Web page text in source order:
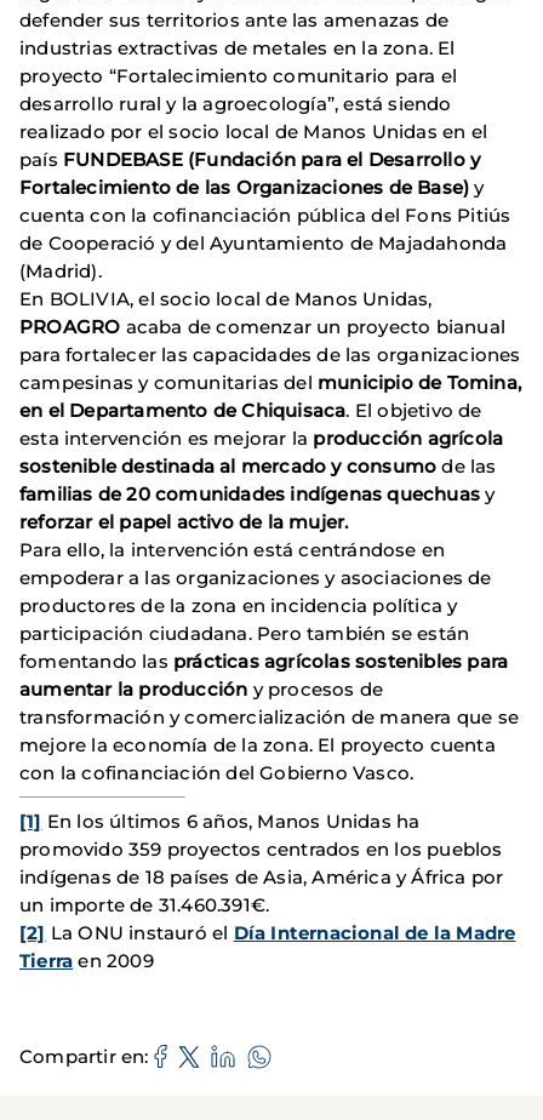
defender sus territorios ante las amenazas de
industrias extractivas de metales en la zona. El
proyecto “Fortalecimiento comunitario para el
desarrollo rural y la agroecología”, está siendo
realizado por el socio local de Manos Unidas en el
país FUNDEBASE (Fundación para el Desarrollo y
Fortalecimiento de las Organizaciones de Base) y
cuenta con la cofinanciación pública del Fons Pitiús
de Cooperació y del Ayuntamiento de Majadahonda
(Madrid).
En BOLIVIA, el socio local de Manos Unidas,
PROAGRO acaba de comenzar un proyecto bianual
para fortalecer las capacidades de las organizaciones
campesinas y comunitarias del municipio de Tomina,
en el Departamento de Chiquisaca. El objetivo de
esta intervención es mejorar la producción agrícola
sostenible destinada al mercado y consumo de las
familias de 20 comunidades indígenas quechuas y
reforzar el papel activo de la mujer.
Para ello, la intervención está centrándose en
empoderar a las organizaciones y asociaciones de
productores de la zona en incidencia política y
participación ciudadana. Pero también se están
fomentando las prácticas agrícolas sostenibles para
aumentar la producción y procesos de
transformación y comercialización de manera que se
mejore la economía de la zona. El proyecto cuenta
con la cofinanciación del Gobierno Vasco.
[1] En los últimos 6 años, Manos Unidas ha
promovido 359 proyectos centrados en los pueblos
indígenas de 18 países de Asia, América y África por
un importe de 31.460.391€.
[2] La ONU instauró el Día Internacional de la Madre
Tierra en 2009
Compartir en